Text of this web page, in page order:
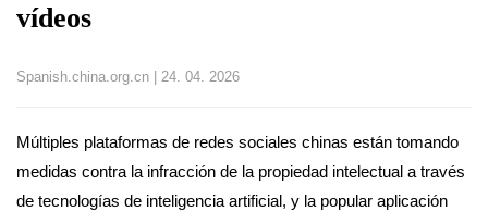
vídeos
Spanish.china.org.cn 24. 04. 2026
Múltiples plataformas de redes sociales chinas están tomando
medidas contra la infracción de la propiedad intelectual a través
de tecnologías de inteligencia artificial, y la popular aplicación